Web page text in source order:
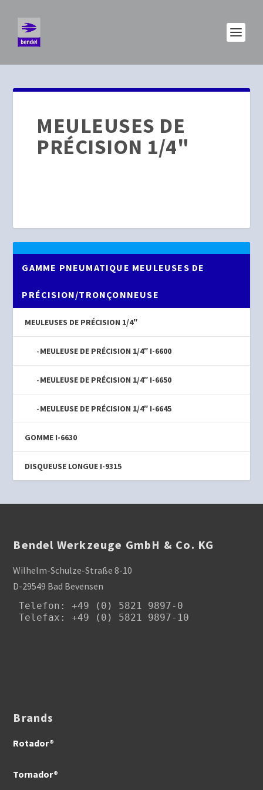
MEULEUSES DE
PRÉCISION 1/4"
GAMME PNEUMATIQUE MEULEUSES DE
PRÉCISION/TRONÇONNEUSE
MEULEUSES DE PRÉCISION 1/4″
MEULEUSE DE PRÉCISION 1/4″ I-6600
MEULEUSE DE PRÉCISION 1/4″ I-6650
MEULEUSE DE PRÉCISION 1/4″ I-6645
GOMME I-6630
DISQUEUSE LONGUE I-9315
Bendel Werkzeuge GmbH & Co. KG
Wilhelm-Schulze-Straße 8-10
D-29549 Bad Bevensen
Telefon : +49 (0) 5821 9897-0
Telefax: +49 (0) 5821 9897-10
Brands
Rotador®
Tornador®